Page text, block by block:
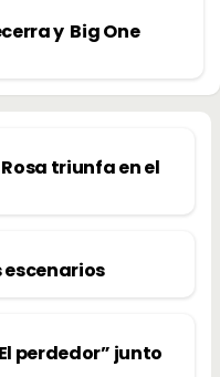
y Big One
triunfa en el
escenarios
perdedor” junto